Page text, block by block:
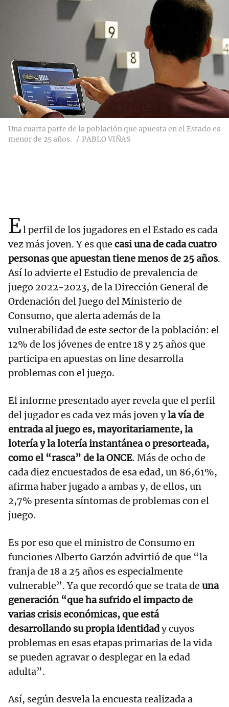
Una cuarta parte de la población que apuesta en el Estado es
menor de 25 años.
PABLO VIÑAS
El perfil de los jugadores en el Estado es cada
vez más joven. Y es que casi una de cada cuatro
personas que apuestan tiene menos de 25 años.
Así lo advierte el Estudio de prevalencia de
juego 2022-2023, de la Dirección General de
Ordenación del Juego del Ministerio de
Consumo, que alerta además de la
vulnerabilidad de este sector de la población: el
12% de los jóvenes de entre 18 y 25 años que
participa en apuestas on line desarrolla
problemas con el juego.
El informe presentado ayer revela que el perfil
del jugador es cada vez más joven yla vía de
entrada al juego es, mayoritariamente, la
lotería y la lotería instantánea o presorteada,
como el “rasca” de la ONCE. Más de ocho de
cada diez encuestados de esa edad, un 86,61%,
afirma haber jugado a ambas y, de ellos, un
2,7% presenta síntomas de problemas con el
juego.
Es por eso que el ministro de Consumo en
funciones Alberto Garzón advirtió de que “la
franja de 18 a 25 años es especialmente
vulnerable”. Ya que recordó que se trata de una
generación “que ha sufrido el impacto de
varias crisis económicas, que está
desarrollando su propia identidady cuyos
problemas en esas etapas primarias de la vida
se pueden agravar o desplegar en la edad
adulta”.
Así, según desvela la encuesta realizada a